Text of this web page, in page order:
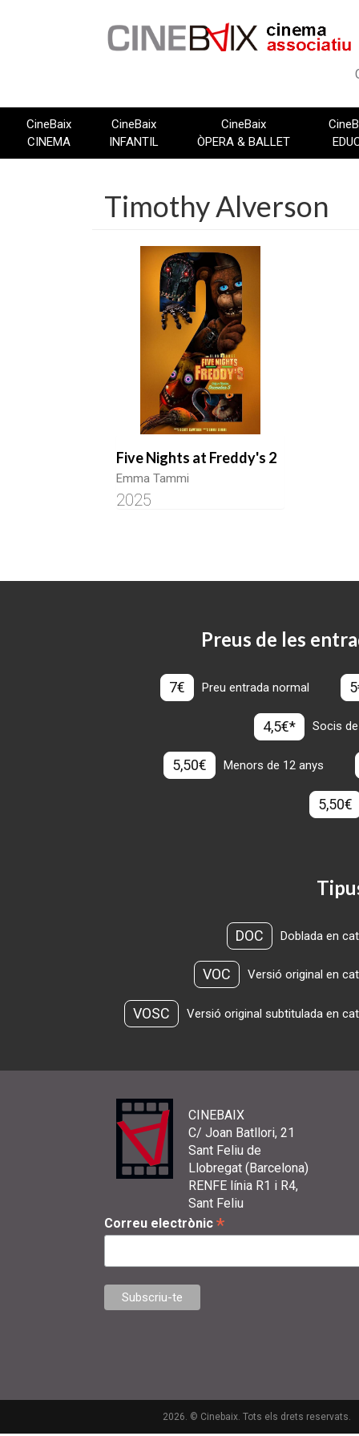
CineBaix
CINEMA
CineBaix
INFANTIL
CineBaix
ÒPERA & BALLET
Timothy Alverson
Five Nights at Freddy's 2
Emma Tammi
2025
Preus de les
7€ Preu entrada normal
4,5€* Socis
5,50€ Menors de 12 anys
5,50€
DOC Doblada en
VOC Versió original en
VOSC Versió original subtitulada en
CINEBAIX
C/ Joan Batllori, 21
Sant Feliu de
Llobregat (Barcelona)
RENFE línia R1 i R4,
Sant Feliu
Correu electrònic *
2026. © Cinebaix. Tots els drets reservats.